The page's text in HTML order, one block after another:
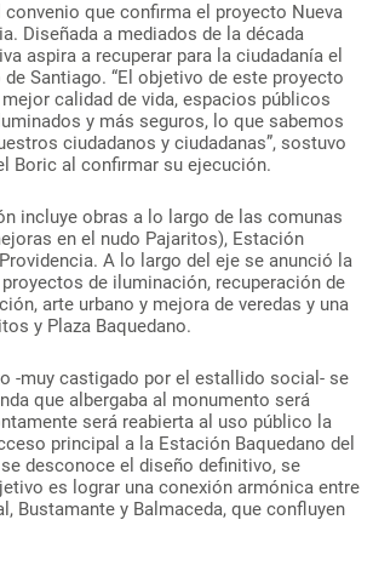
que confirma el proyecto Nueva
Diseñada a mediados de la década
aspira a recuperar para la ciudadanía el
Santiago. “El objetivo de este proyecto
calidad de vida, espacios públicos
y más seguros, lo que sabemos
ciudadanos y ciudadanas”, sostuvo
Boric al confirmar su ejecución.
incluye obras a lo largo de las comunas
en el nudo Pajaritos), Estación
A lo largo del eje se anunció la
de iluminación, recuperación de
arte urbano y mejora de veredas y una
y Plaza Baquedano.
-muy castigado por el estallido social- se
que albergaba al monumento será
será reabierta al uso público la
principal a la Estación Baquedano del
desconoce el diseño definitivo, se
es lograr una conexión armónica entre
Bustamante y Balmaceda, que confluyen